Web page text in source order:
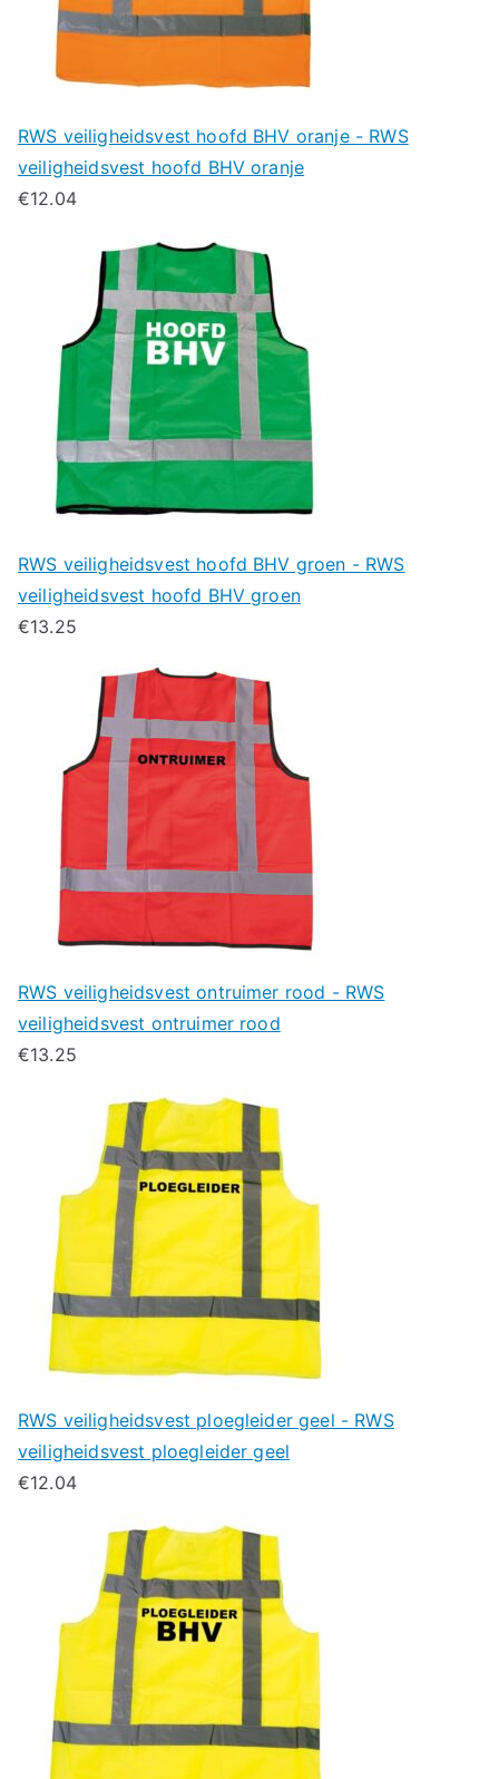
RWS veiligheidsvest hoofd BHV oranje - RWS
veiligheidsvest hoofd BHV oranje
€12.04
RWS veiligheidsvest hoofd BHV groen - RWS
veiligheidsvest hoofd BHV groen
€13.25
RWS veiligheidsvest ontruimer rood - RWS
veiligheidsvest ontruimer rood
€13.25
RWS veiligheidsvest ploegleider geel - RWS
veiligheidsvest ploegleider geel
€12.04